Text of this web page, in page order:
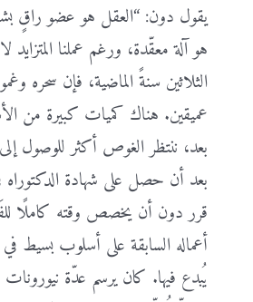
يقول دون: “العقل هو عضو راقٍ
هو آلة معقّدة، ورغم عملنا
الثلاثين سنةً الماضية، فإن سحره
عميقين. هناك كميات كبيرة من
بعد، ننتظر الغوص أكثر للوصول
بعد أن حصل على شهادة الدكتوراه
قرر دون أن يخصص وقته كاملًا
أعماله السابقة على أسلوب بسيط في
يُبدع فيها. كان يرسم عدّة